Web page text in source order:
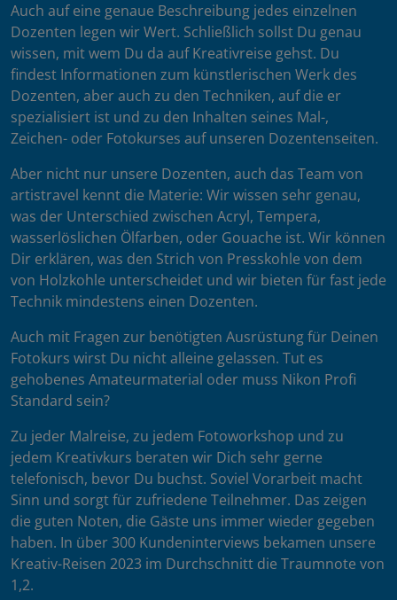
Auch auf eine genaue Beschreibung jedes einzelnen
Dozenten legen wir Wert. Schließlich sollst Du genau
wissen, mit wem Du da auf Kreativreise gehst. Du
findest Informationen zum künstlerischen Werk des
Dozenten, aber auch zu den Techniken, auf die er
spezialisiert ist und zu den Inhalten seines Mal-,
Zeichen- oder Fotokurses auf unseren Dozentenseiten.
Aber nicht nur unsere Dozenten, auch das Team von
artistravel kennt die Materie: Wir wissen sehr genau,
was der Unterschied zwischen Acryl, Tempera,
wasserlöslichen Ölfarben, oder Gouache ist. Wir können
Dir erklären, was den Strich von Presskohle von dem
von Holzkohle unterscheidet und wir bieten für fast jede
Technik mindestens einen Dozenten.
Auch mit Fragen zur benötigten Ausrüstung für Deinen
Fotokurs wirst Du nicht alleine gelassen. Tut es
gehobenes Amateurmaterial oder muss Nikon Profi
Standard sein?
Zu jeder Malreise, zu jedem Fotoworkshop und zu
jedem Kreativkurs beraten wir Dich sehr gerne
telefonisch, bevor Du buchst. Soviel Vorarbeit macht
Sinn und sorgt für zufriedene Teilnehmer. Das zeigen
die guten Noten, die Gäste uns immer wieder gegeben
haben. In über 300 Kundeninterviews bekamen unsere
Kreativ-Reisen 2023 im Durchschnitt die Traumnote von
1,2.